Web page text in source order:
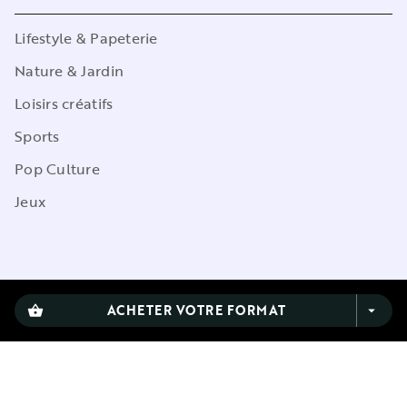
shopping_basket ACHETER VOTRE FORMAT arrow_drop_down
Lifestyle & Papeterie
Nature & Jardin
Loisirs créatifs
Sports
Pop Culture
Jeux
CGU
Charte de référencement
Charte des Données Personnelles